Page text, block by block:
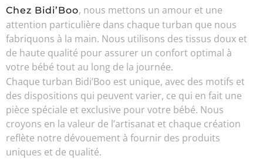
Chez Bidi’Boo, nous mettons un amour et une
attention particulière dans chaque turban que nous
fabriquons à la main. Nous utilisons des tissus doux et
de haute qualité pour assurer un confort optimal à
votre bébé tout au long de la journée.
Chaque turban Bidi’Boo est unique, avec des motifs et
des dispositions qui peuvent varier, ce qui en fait une
pièce spéciale et exclusive pour votre bébé. Nous
croyons en la valeur de l’artisanat et chaque création
reflète notre dévouement à fournir des produits
uniques et de qualité.